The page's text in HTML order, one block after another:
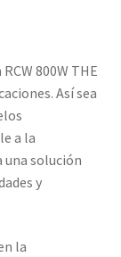
800W THE
Así sea
a la
solución
y
la